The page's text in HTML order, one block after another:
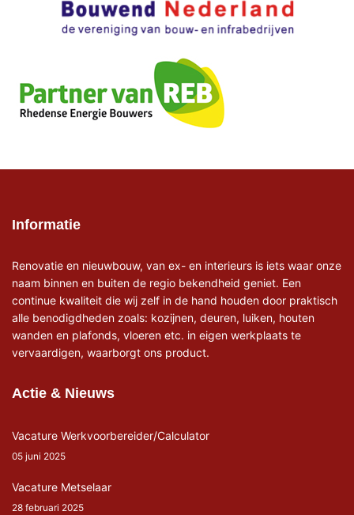
Informatie
Renovatie en nieuwbouw, van ex- en interieurs is iets waar onze
naam binnen en buiten de regio bekendheid geniet. Een
continue kwaliteit die wij zelf in de hand houden door praktisch
alle benodigdheden zoals: kozijnen, deuren, luiken, houten
wanden en plafonds, vloeren etc. in eigen werkplaats te
vervaardigen, waarborgt ons product.
Actie & Nieuws
Vacature Werkvoorbereider/Calculator
05 juni 2025
Vacature Metselaar
28 februari 2025